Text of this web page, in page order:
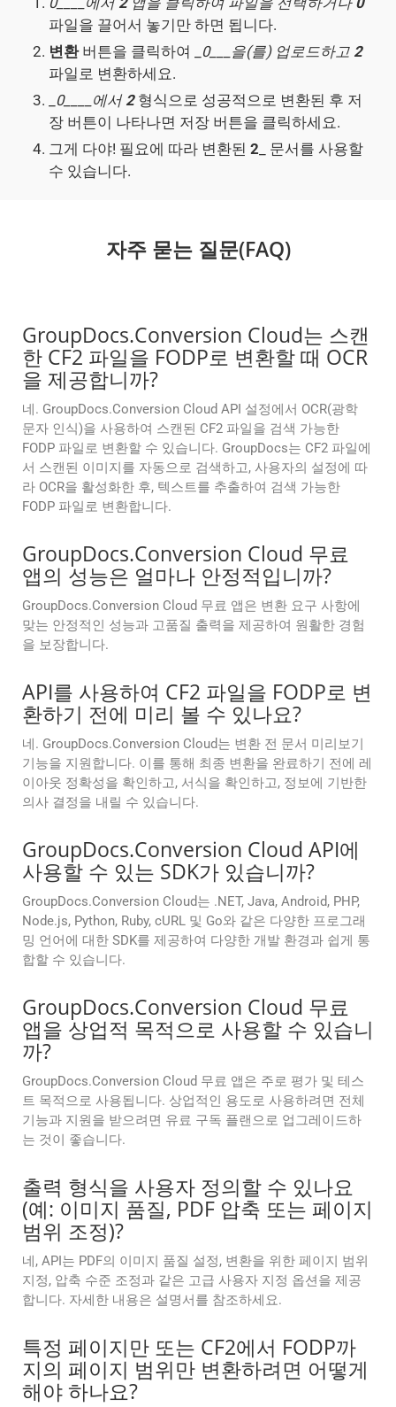
파일을 끌어서 놓기만 하면 됩니다.
변환버튼을 클릭하여 _ 0___을(를) 업로드하고 2
파일로 변환하세요.
0____에서 2형식으로 성공적으로 변환된 후 저
장 버튼이 나타나면 저장 버튼을 클릭하세요.
그게 다야! 필요에 따라 변환된 2 _ 문서를 사용할
수 있습니다.
자주 묻는 질문(FAQ)
GroupDocs.Conversion Cloud는 스캔
한 CF2 파일을 FODP로 변환할 때 OCR
을 제공합니까?
네. GroupDocs.Conversion Cloud API 설정에서 OCR(광학
문자 인식)을 사용하여 스캔된 CF2 파일을 검색 가능한
FODP 파일로 변환할 수 있습니다. GroupDocs는 CF2 파일에
서 스캔된 이미지를 자동으로 검색하고, 사용자의 설정에 따
라 OCR을 활성화한 후, 텍스트를 추출하여 검색 가능한
FODP 파일로 변환합니다.
GroupDocs.Conversion Cloud 무료
앱의 성능은 얼마나 안정적입니까?
GroupDocs.Conversion Cloud 무료 앱은 변환 요구 사항에
맞는 안정적인 성능과 고품질 출력을 제공하여 원활한 경험
을 보장합니다.
API를 사용하여 CF2 파일을 FODP로 변
환하기 전에 미리 볼 수 있나요?
네. GroupDocs.Conversion Cloud는 변환 전 문서 미리보기
기능을 지원합니다. 이를 통해 최종 변환을 완료하기 전에 레
이아웃 정확성을 확인하고, 서식을 확인하고, 정보에 기반한
의사 결정을 내릴 수 있습니다.
GroupDocs.Conversion Cloud API에
사용할 수 있는 SDK가 있습니까?
GroupDocs.Conversion Cloud는 .NET, Java, Android, PHP,
Node.js, Python, Ruby, cURL 및 Go와 같은 다양한 프로그래
밍 언어에 대한 SDK를 제공하여 다양한 개발 환경과 쉽게 통
합할 수 있습니다.
GroupDocs.Conversion Cloud 무료
앱을 상업적 목적으로 사용할 수 있습니
까?
GroupDocs.Conversion Cloud 무료 앱은 주로 평가 및 테스
트 목적으로 사용됩니다. 상업적인 용도로 사용하려면 전체
기능과 지원을 받으려면 유료 구독 플랜으로 업그레이드하
는 것이 좋습니다.
출력 형식을 사용자 정의할 수 있나요
(예: 이미지 품질, PDF 압축 또는 페이지
범위 조정)?
네, API는 PDF의 이미지 품질 설정, 변환을 위한 페이지 범위
지정, 압축 수준 조정과 같은 고급 사용자 지정 옵션을 제공
합니다. 자세한 내용은 설명서를 참조하세요.
특정 페이지만 또는 CF2에서 FODP까
지의 페이지 범위만 변환하려면 어떻게
해야 하나요?